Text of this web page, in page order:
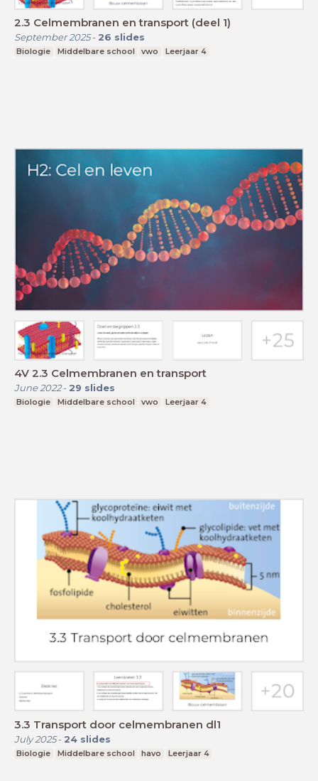
2.3 Celmembranen en transport (deel 1)
September 2025- 26 slides
Biologie Middelbare school vwo Leerjaar 4
4V 2.3 Celmembranen en transport
June 2022- 29 slides
Biologie Middelbare school vwo Leerjaar 4
3.3 Transport door celmembranen dl1
July 2025- 24 slides
Biologie Middelbare school havo Leerjaar 4